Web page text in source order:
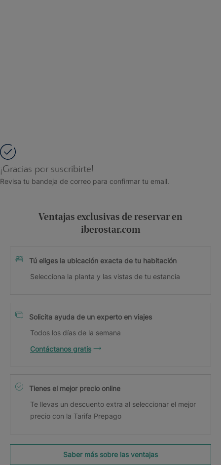
¡Gracias por suscribirte!
Revisa tu bandeja de correo para confirmar tu email.
Ventajas exclusivas de reservar en
iberostar.com
Tú eliges la ubicación exacta de tu habitación
Selecciona la planta y las vistas de tu estancia
Solicita ayuda de un experto en viajes
Todos los días de la semana
Contáctanos gratis
Tienes el mejor precio online
Te llevas un descuento extra al seleccionar el mejor
precio con la Tarifa Prepago
Saber más sobre las ventajas